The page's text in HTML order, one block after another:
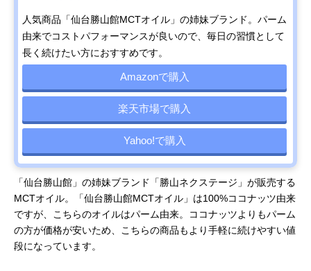
人気商品「仙台勝山館MCTオイル」の姉妹ブランド。パーム
由来でコストパフォーマンスが良いので、毎日の習慣として
長く続けたい方におすすめです。
Amazonで購入
楽天市場で購入
Yahoo!で購入
「仙台勝山館」の姉妹ブランド「勝山ネクステージ」が販売する
MCTオイル。「仙台勝山館MCTオイル」は100%ココナッツ由来
ですが、こちらのオイルはパーム由来。ココナッツよりもパーム
の方が価格が安いため、こちらの商品もより手軽に続けやすい値
段になっています。